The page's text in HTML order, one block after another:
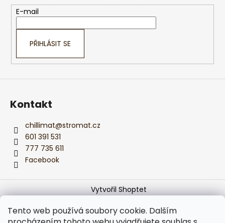
Tento web používá soubory cookie. Dalším
E-mail
PŘIHLÁSIT SE
Kontakt
chillimat@stromat.cz
601 391 531
777 735 611
Facebook
Vytvořil Shoptet
vyhrazena.Upravit nastavení cookies